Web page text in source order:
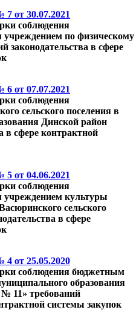
от 30.07.2021
соблюдения
по физическому
законодательства в сфере
от 07.07.2021
соблюдения
сельского поселения в
Динской район
в сфере контрактной
от 04.06.2021
соблюдения
культуры
сельского
в сфере
от 25.05.2020
соблюдения бюджетным
образования
11» требований
системы закупок